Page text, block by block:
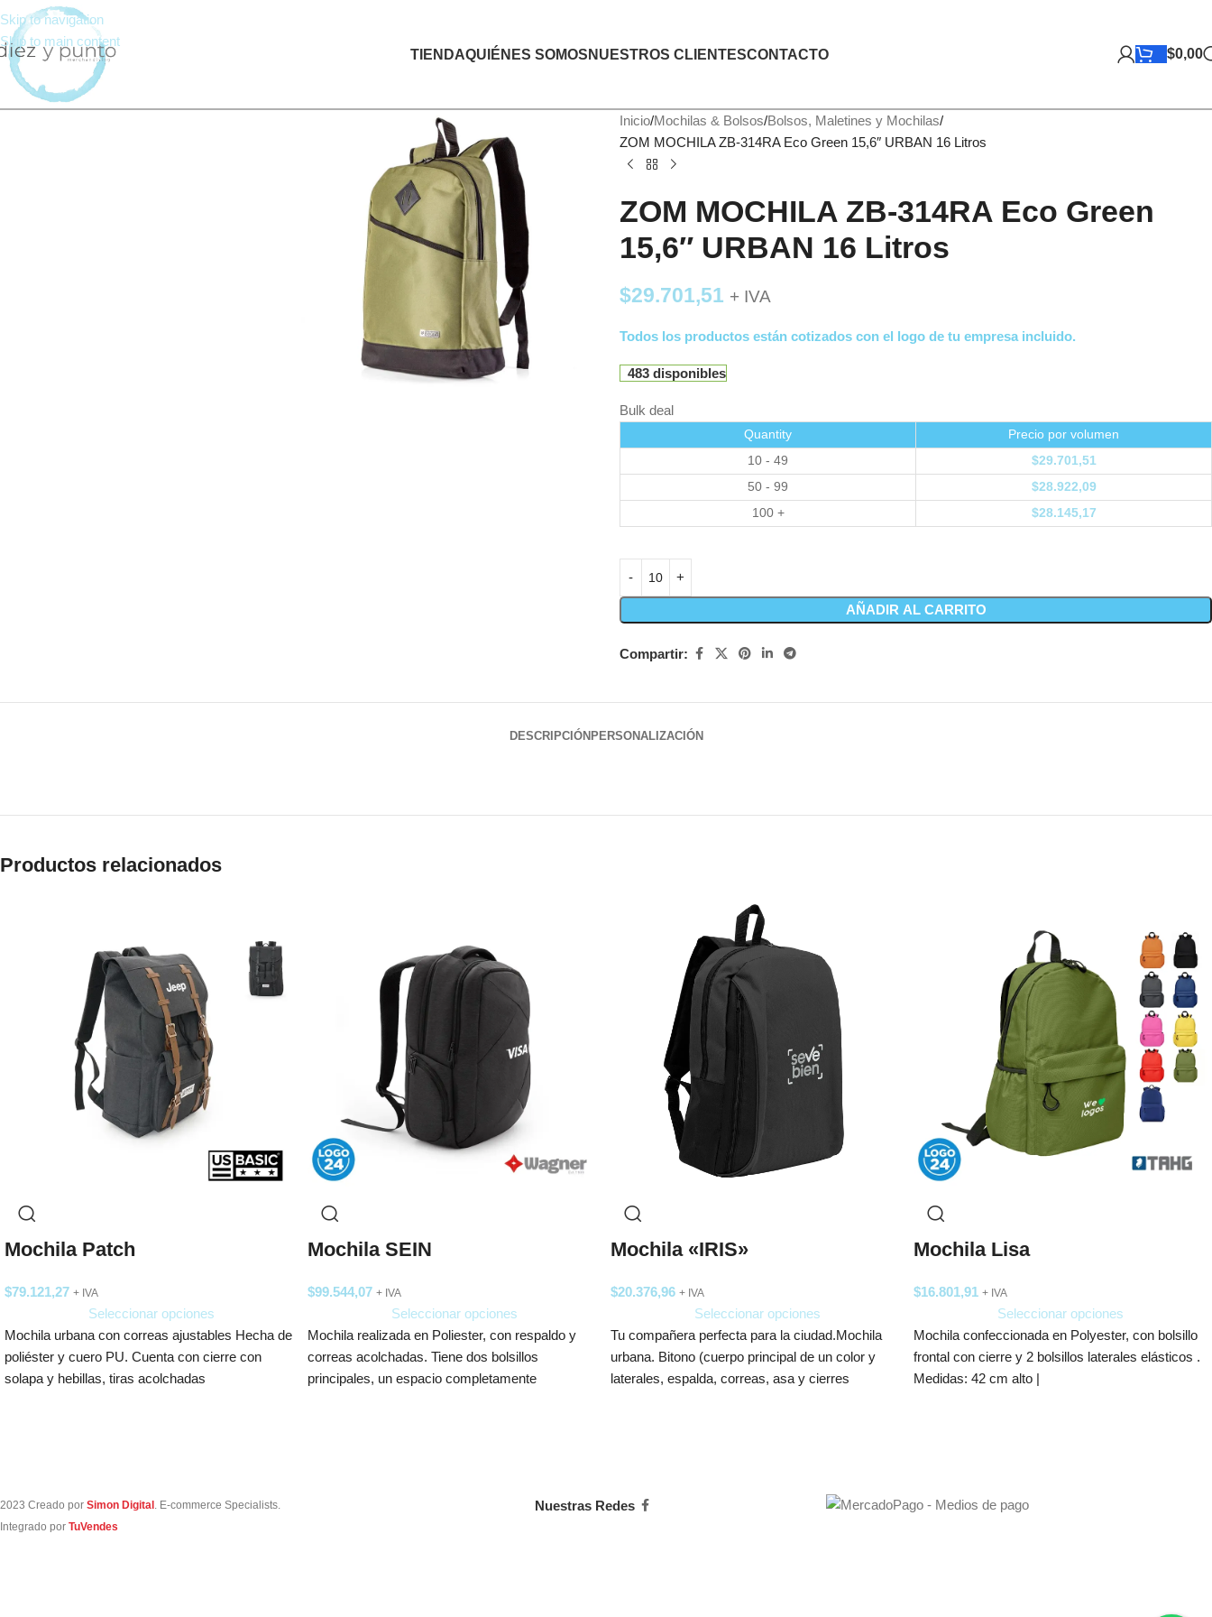
Skip to navigation
Skip to main content
TIENDAQUIÉNES SOMOS NUESTROS CLIENTESCONTACTO $0,00
Inicio Mochilas & Bolsos Bolsos, Maletines y Mochilas
ZOM MOCHILA ZB-314RA Eco Green 15,6″ URBAN 16 Litros
ZOM MOCHILA ZB-314RA Eco Green
15,6″ URBAN 16 Litros
$29.701,51 + IVA
Todos los productos están cotizados con el logo de tu empresa incluido.
483 disponibles
Bulk deal
Quantity
Precio por volumen
10 - 49
$29.701,51
50 - 99
$28.922,09
100 +
$28.145,17
AÑADIR AL CARRITO
Compartir:
DESCRIPCIÓN PERSONALIZACIÓN
Productos relacionados
Mochila Patch
$79.121,27 + IVA
Seleccionar opciones
Mochila urbana con correas ajustables Hecha de
poliéster y cuero PU. Cuenta con cierre con
solapa y hebillas, tiras acolchadas
Mochila SEIN
$99.544,07 + IVA
Seleccionar opciones
Mochila realizada en Poliester, con respaldo y
correas acolchadas. Tiene dos bolsillos
principales, un espacio completamente
Mochila «IRIS»
$20.376,96 + IVA
Seleccionar opciones
Tu compañera perfecta para la ciudad.Mochila
urbana. Bitono (cuerpo principal de un color y
laterales, espalda, correas, asa y cierres
Mochila Lisa
$16.801,91 + IVA
Seleccionar opciones
Mochila confeccionada en Polyester, con bolsillo
frontal con cierre y 2 bolsillos laterales elásticos .
Medidas: 42 cm alto |
2023 Creado por Simon Digital . E-commerce Specialists.
Integrado por TuVendes
Nuestras Redes